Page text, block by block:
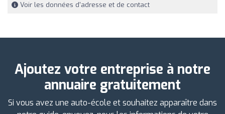
Voir les données d'adresse et de contact
Ajoutez votre entreprise à notre
annuaire gratuitement
Si vous avez une auto-école et souhaitez apparaître dans